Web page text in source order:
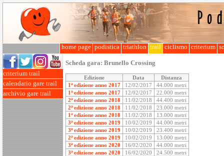
home page podistica triathlon trail ciclismo criterium
criterium trail
calendario gare trail
archivio gare trail
Scheda gara: Brunello Crossing
Edizione Data
Distanza
1ª edizione anno 2017
12/02/2017
44.000 metri
1ª edizione anno 2017
12/02/2017
22.000 metri
2ª edizione anno 2018
11/02/2018
44.400 metri
2ª edizione anno 2018
11/02/2018
23.000 metri
1ª edizione anno 2018
11/02/2018
13.000 metri
3ª edizione anno 2019
10/02/2019
44.000 metri
3ª edizione anno 2019
10/02/2019
23.400 metri
2ª edizione anno 2019
10/02/2019
13.000 metri
3ª edizione anno 2020
16/02/2020
44.000 metri
3ª edizione anno 2020
16/02/2020
24.500 metri